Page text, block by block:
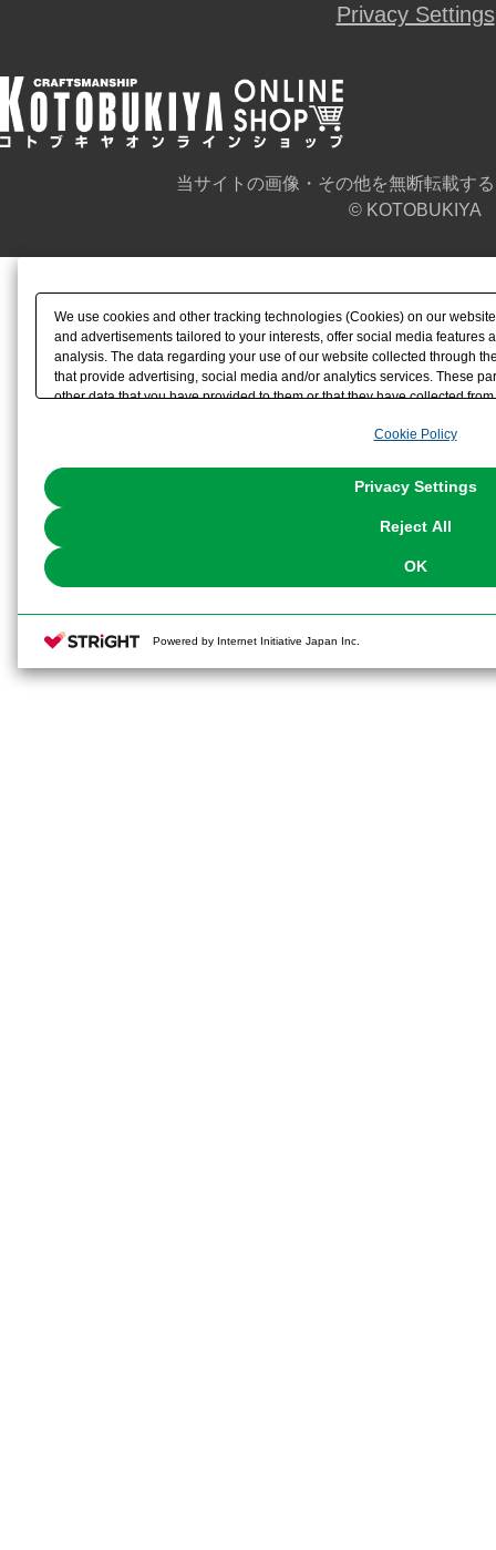
Privacy Settings
当サイトの画像・その他を無断転載す
© KOTOBUKIYA
We use cookies and other tracking technologies (Cookies) on our
and advertisements tailored to your interests, offer social media features
analysis. The data regarding your use of our website collected through
that provide advertising, social media and/or analytics services. These
other data that you have provided to them or that they have collected
the use of all Cookies except for Strictly Necessary Cookies, please
Cookie Policy
Privacy Settings
Reject All
OK
Powered by Internet Initiative Japan Inc.